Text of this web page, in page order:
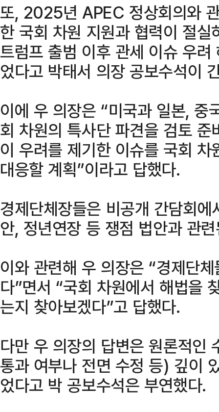
또, 2025년 APEC 정상회의와
한 국회 차원 지원과 협력이 절
트럼프 출범 이후 관세 이슈 우
었다고 박태서 의장 공보수석이
이에 우 의장은 “미국과 일본,
회 차원의 특사단 파견을 검토 준
이 우려를 제기한 이슈를 국회
대응할 계획”이라고 답했다.
경제단체장들은 비공개 간담회
안, 정년연장 등 쟁점 법안과 관
이와 관련해 우 의장은 “경제단
다”면서 “국회 차원에서 해법을
는지 찾아보겠다”고 답했다.
다만 우 의장의 답변은 원론적인
통과 여부나 전면 수정 등) 깊이
었다고 박 공보수석은 부연했다.